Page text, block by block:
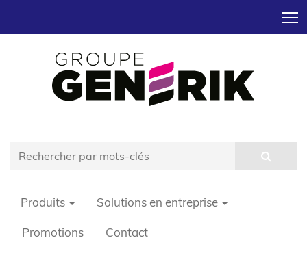
Produits Solutions en entreprise
Promotions Contact